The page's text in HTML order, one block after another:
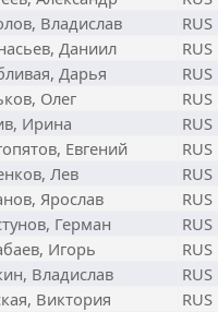
Владислав RUS
Даниил RUS
Дарья RUS
Олег RUS
Ирина RUS
Евгений RUS
Лев RUS
Ярослав RUS
Герман RUS
Игорь RUS
Владислав RUS
Виктория RUS